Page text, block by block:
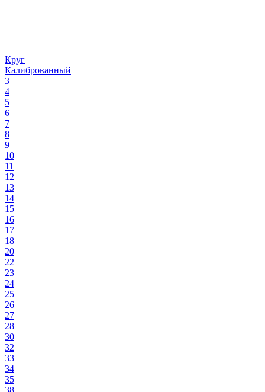
Круг
Калиброванный
3
4
5
6
7
8
9
10
11
12
13
14
15
16
17
18
20
22
23
24
25
26
27
28
30
32
33
34
35
38